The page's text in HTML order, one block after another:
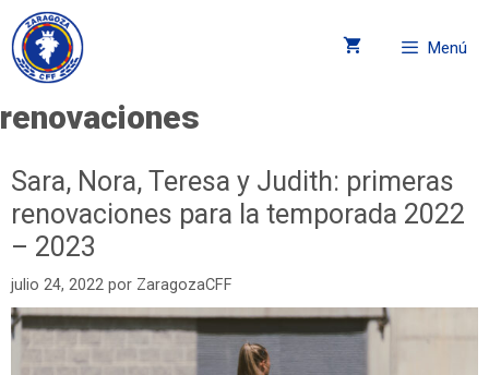
Menú
renovaciones
Sara, Nora, Teresa y Judith: primeras
renovaciones para la temporada 2022
– 2023
julio 24, 2022 por ZaragozaCFF